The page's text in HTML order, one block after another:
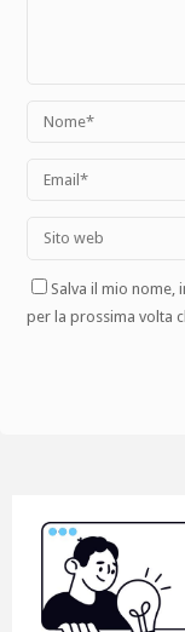
Salva il mio
per la prossima volta